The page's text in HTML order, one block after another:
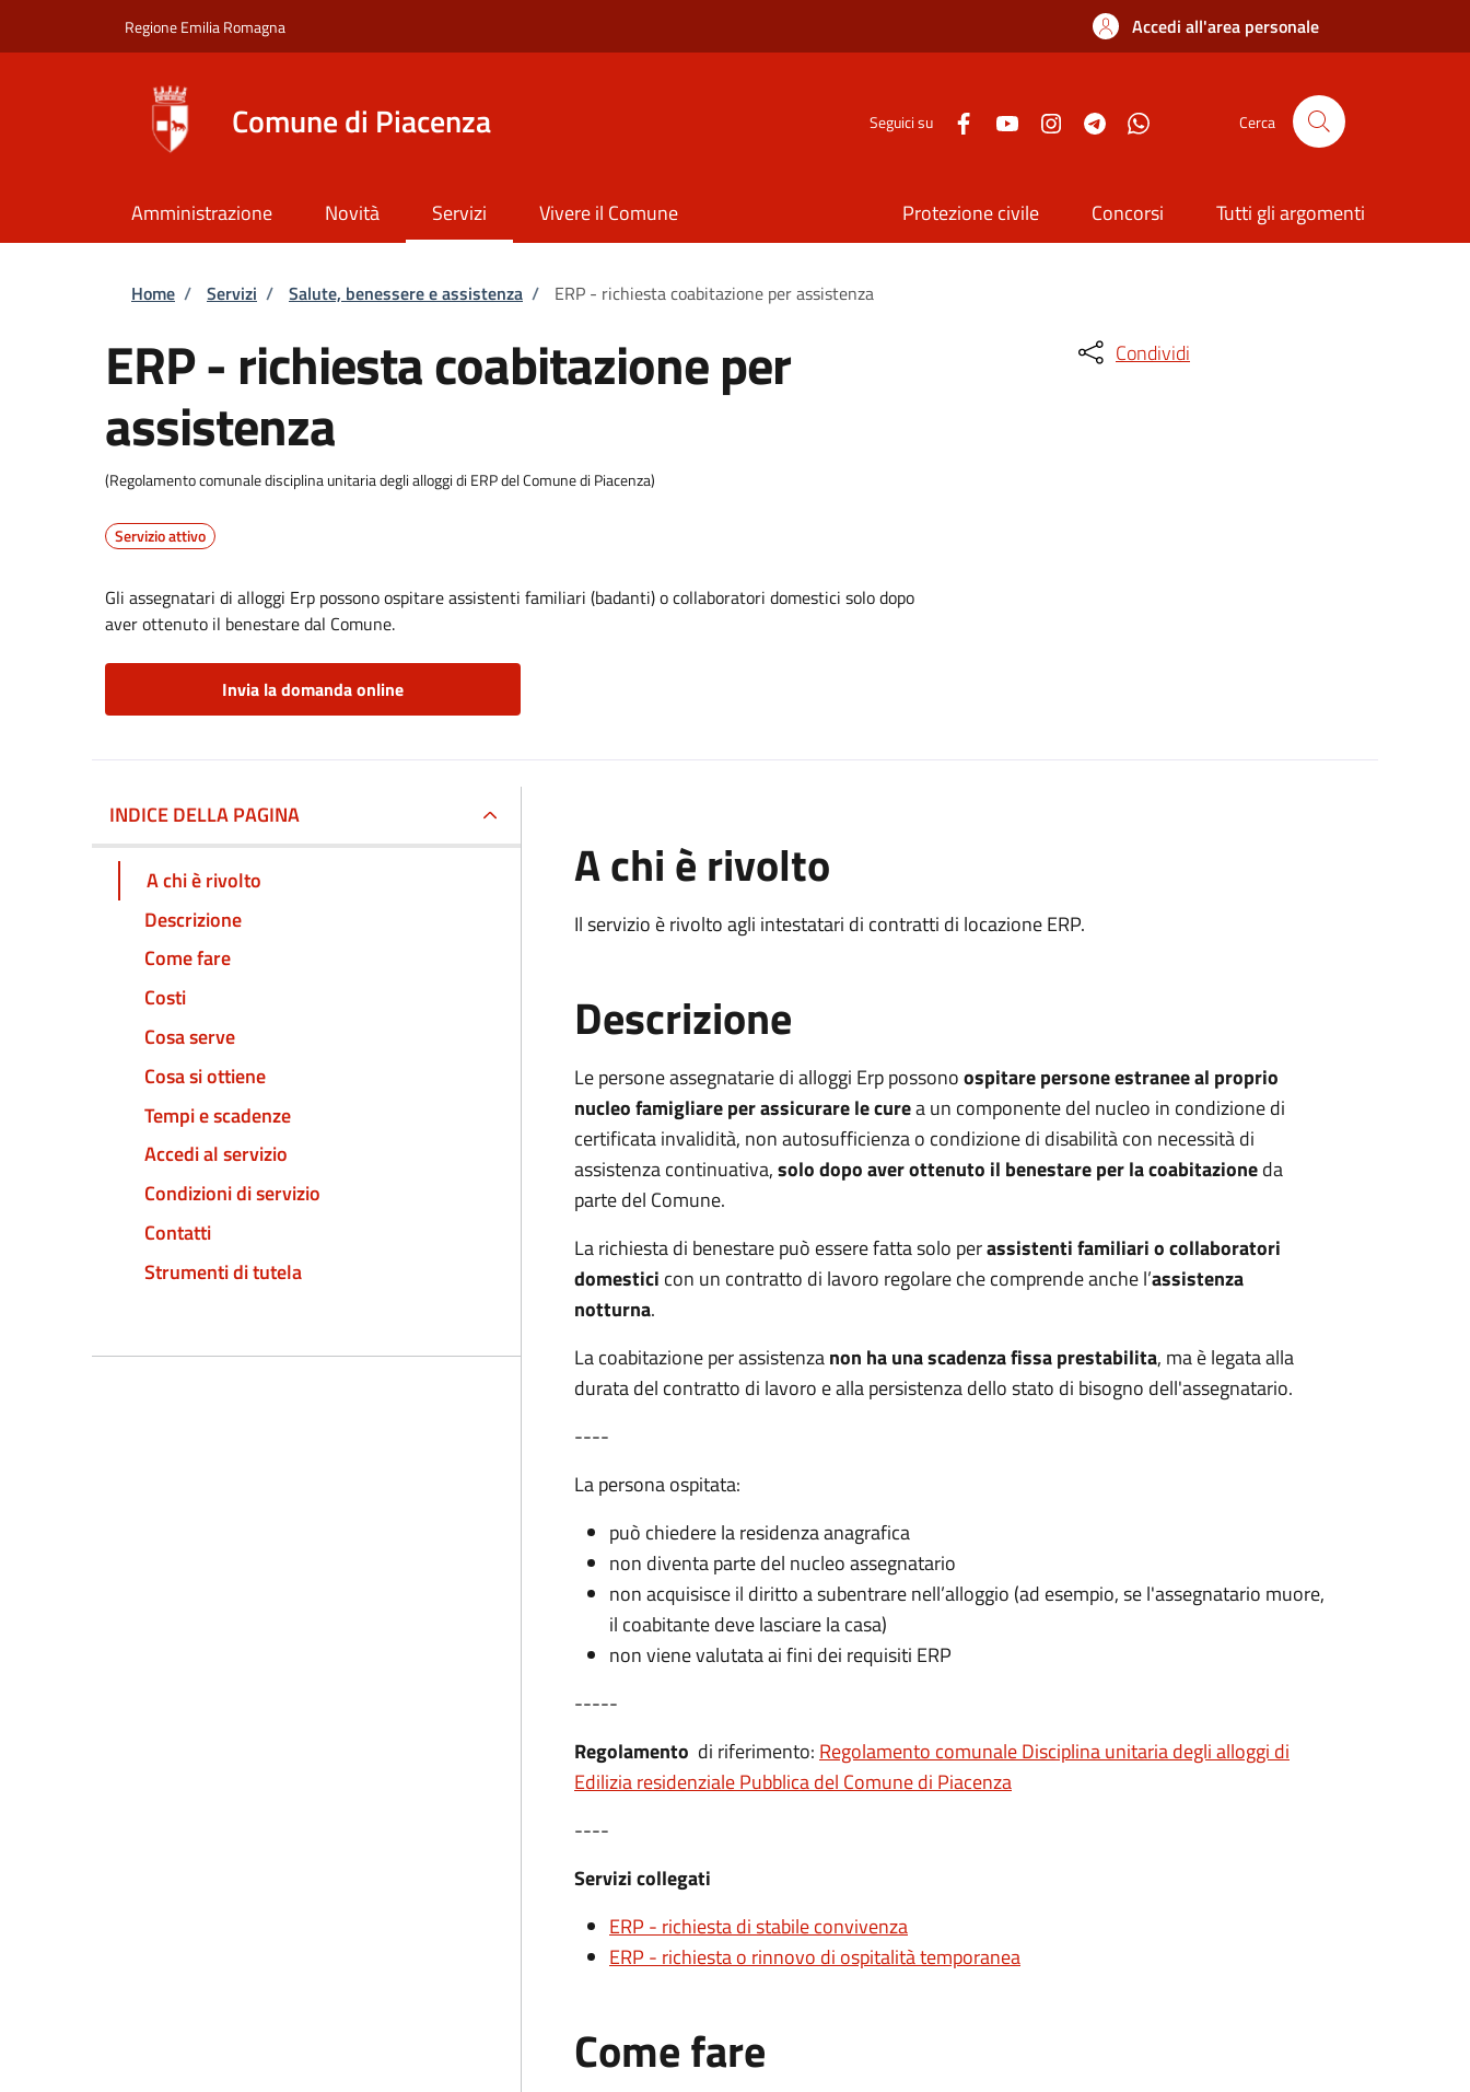
Regione Emilia Romagna Accedi all'area personale
Comune di Piacenza Seguici su Cerca
Amministrazione Novità Servizi Vivere il Comune Protezione civile Concorsi Tutti gli argomenti
Briciole di pane
Home / Servizi / Salute, benessere e assistenza / ERP - richiesta coabitazione per assistenza
ERP - richiesta coabitazione per
assistenza
(Regolamento comunale disciplina unitaria degli alloggi di ERP del Comune di Piacenza)
Servizio attivo
Gli assegnatari di alloggi Erp possono ospitare assistenti familiari (badanti) o collaboratori domestici solo dopo
aver ottenuto il benestare dal Comune.
Invia la domanda online
Condividi
INDICE DELLA PAGINA
A chi è rivolto
Descrizione
Come fare
Costi
Cosa serve
Cosa si ottiene
Tempi e scadenze
Accedi al servizio
Condizioni di servizio
Contatti
Strumenti di tutela
A chi è rivolto
Il servizio è rivolto agli intestatari di contratti di locazione ERP.
Descrizione
Le persone assegnatarie di alloggi Erp possonoospitare persone estranee al proprio
nucleo famigliare per assicurare le curea un componente del nucleo in condizione di
certificata invalidità, non autosufficienza o condizione di disabilità con necessità di
assistenza continuativa,solo dopo aver ottenuto il benestare per la coabitazioneda
parte del Comune.
La richiesta di benestare può essere fatta solo perassistenti familiari o collaboratori
domestici con un contratto di lavoro regolare che comprende anche l’assistenza
notturna.
La coabitazione per assistenzanon ha una scadenza fissa prestabilita, ma è legata alla
durata del contratto di lavoro e alla persistenza dello stato di bisogno dell'assegnatario.
----
La persona ospitata:
può chiedere la residenza anagrafica
non diventa parte del nucleo assegnatario
non acquisisce il diritto a subentrare nell’alloggio (ad esempio,se l'assegnatario muore,
il coabitante deve lasciare la casa)
non viene valutata ai fini dei requisiti ERP
-----
Regolamento di riferimento: Regolamento comunale Disciplina unitaria degli alloggi di
Edilizia residenziale Pubblica del Comune di Piacenza
----
Servizi collegati
ERP - richiesta di stabile convivenza
ERP - richiesta o rinnovo di ospitalità temporanea
Come fare